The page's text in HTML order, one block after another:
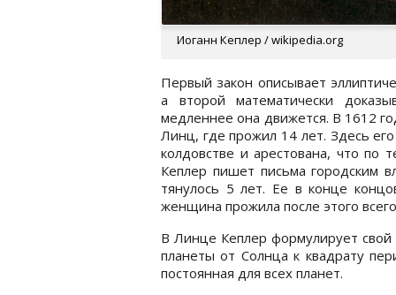
Иоганн Кеплер / wikipedia.org
Первый закон описывает
а второй математически
медленнее она движется. В 1612
Линц, где прожил 14 лет. Здесь
колдовстве и арестована, что
Кеплер пишет письма городским
тянулось 5 лет. Ее в конце
женщина прожила после этого
В Линце Кеплер формулирует свой
планеты от Солнца к квадрату
постоянная для всех планет.